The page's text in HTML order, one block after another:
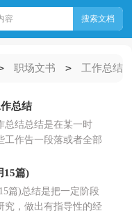
职场文书 > 工作总结
总结
总结总结是在某一时
工作告一段落或者全部
识...
15篇)
篇)总结是把一定阶段
究，做出有指导性的经